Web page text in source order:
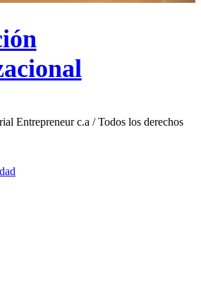
Entrepreneur c.a / Todos los derechos